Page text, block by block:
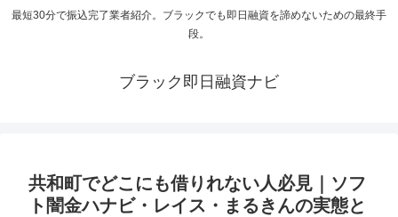
最短30分で振込完了業者紹介。ブラックでも即日融資を諦めないための最終手
段。
ブラック即日融資ナビ
共和町でどこにも借りれない人必見｜ソフ
ト闇金ハナビ・レイス・まるきんの実態と